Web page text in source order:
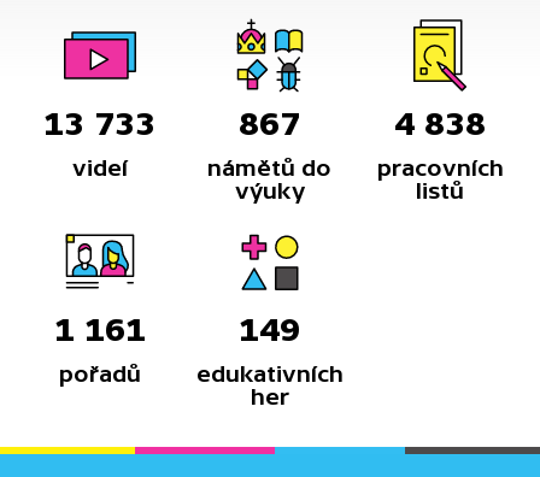
13 733
videí
867
námětů do
výuky
4 838
pracovních
listů
1 161
pořadů
149
edukativních
her